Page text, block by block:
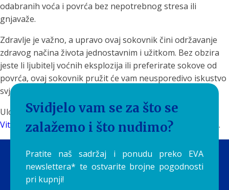
odabranih voća i povrća bez nepotrebnog stresa ili
gnjavaže.
Zdravlje je važno, a upravo ovaj sokovnik čini održavanje
zdravog načina života jednostavnim i užitkom. Bez obzira
jeste li ljubitelj voćnih eksplozija ili preferirate sokove od
povrća, ovaj sokovnik pružit će vam neusporedivo iskustvo
svježine i kvalitete.
Uložite u svoje zdravlje i osvježite se svaki dan uz
VitaJuicer sokovnik- vaš ključ za tajnu zdravlja i vitalnosti.
Svidjelo vam se za što se
zalažemo i što nudimo?
Pratite naš sadržaj i ponudu preko EVA
newslettera* te ostvarite brojne pogodnosti
pri kupnji!